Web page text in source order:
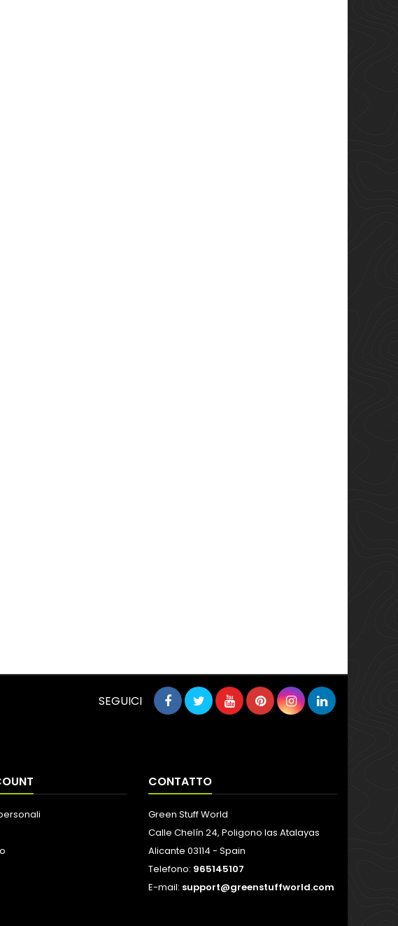
SEGUICI
CONTATTO
Green Stuff World
Calle Chelín 24, Poligono las Atalayas
Alicante 03114 - Spain
Telefono: 965145107
E-mail: support@greenstuffworld.com